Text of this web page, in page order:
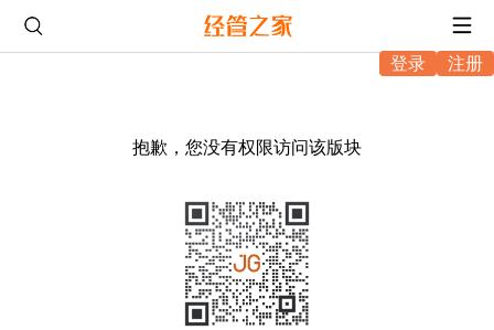
登录 注册
抱歉，您没有权限访问该版块